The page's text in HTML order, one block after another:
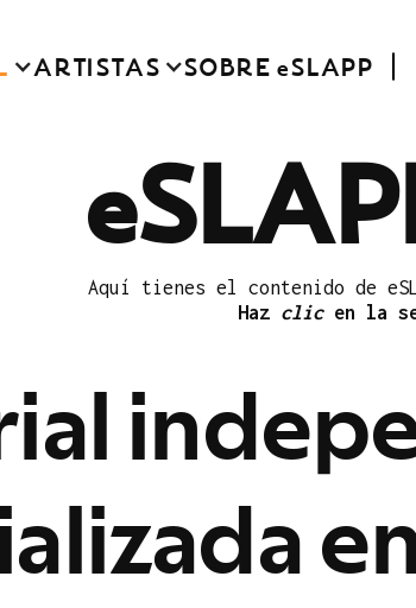
ARTISTAS SOBRE eSLAPP
Aquí tienes el contenido de
Haz clicen la
ial indep
ializadae